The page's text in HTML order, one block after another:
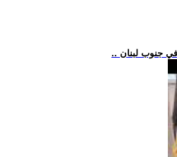
جنوب لبنان